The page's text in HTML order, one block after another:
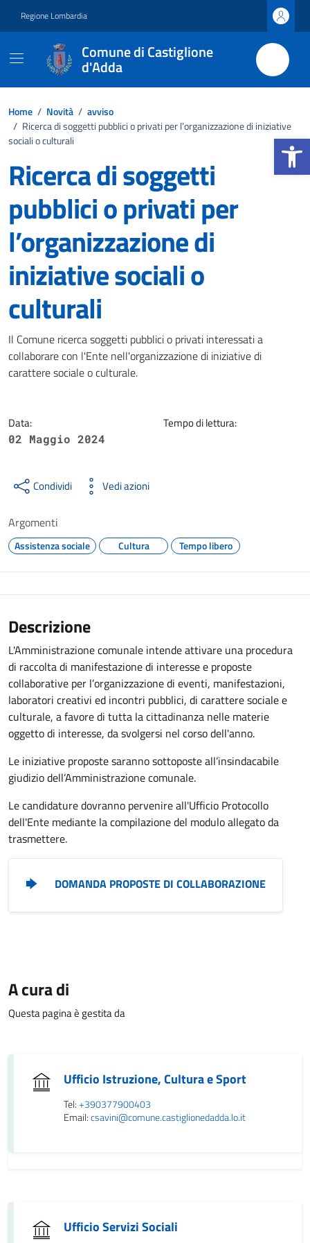
Apri la
Regione Lombardia
Comune di Castiglione
d'Adda
Home / Novità / avviso
/ Ricerca di soggetti pubblici o privati per l’organizzazione di iniziative
sociali o culturali
Ricerca di soggetti
pubblici o privati per
l’organizzazione di
iniziative sociali o
culturali
Dettagli della notizia
Il Comune ricerca soggetti pubblici o privati interessati a
collaborare con l'Ente nell'organizzazione di iniziative di
carattere sociale o culturale.
Data:
02 Maggio 2024
Tempo di lettura:
Condividi Vedi azioni
Argomenti
Assistenza sociale Cultura Tempo libero
Descrizione
L'Amministrazione comunale intende attivare una procedura
di raccolta di manifestazione di interesse e proposte
collaborative per l’organizzazione di eventi, manifestazioni,
laboratori creativi ed incontri pubblici, di carattere sociale e
culturale, a favore di tutta la cittadinanza nelle materie
oggetto di interesse, da svolgersi nel corso dell'anno.
Le iniziative proposte saranno sottoposte all’insindacabile
giudizio dell’Amministrazione comunale.
Le candidature dovranno pervenire all'Ufficio Protocollo
dell'Ente mediante la compilazione del modulo allegato da
trasmettere.
DOMANDA PROPOSTE DI COLLABORAZIONE
A cura di
Questa pagina è gestita da
Ufficio Istruzione, Cultura e Sport
Tel:+390377900403
Email:csavini@comune.castiglionedadda.lo.it
Ufficio Servizi Sociali